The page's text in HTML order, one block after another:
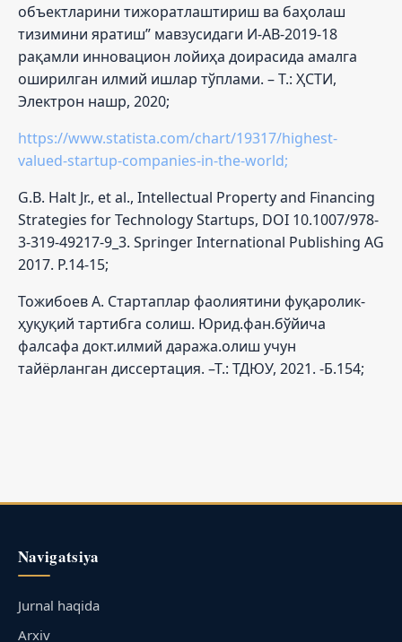
объектларини тижоратлаштириш ва баҳолаш
тизимини яратиш” мавзусидаги И-АВ-2019-18
рақамли инновацион лойиҳа доирасида амалга
оширилган илмий ишлар тўплами. – Т.: ҲСТИ,
Электрон нашр, 2020;
https://www.statista.com/chart/19317/highest-
valued-startup-companies-in-the-world;
G.B. Halt Jr., et al., Intellectual Property and Financing
Strategies for Technology Startups, DOI 10.1007/978-
3-319-49217-9_3. Springer International Publishing AG
2017. P.14-15;
Тожибоев А. Стартаплар фаолиятини фуқаролик-
ҳуқуқий тартибга солиш. Юрид.фан.бўйича
фалсафа докт.илмий даража.олиш учун
тайёрланган диссертация. –Т.: ТДЮУ, 2021. -Б.154;
Navigatsiya
Jurnal haqida
Arxiv